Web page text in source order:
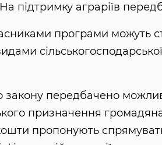
підтримку аграріїв
програми можуть
закону передбачено
призначення
пропонують